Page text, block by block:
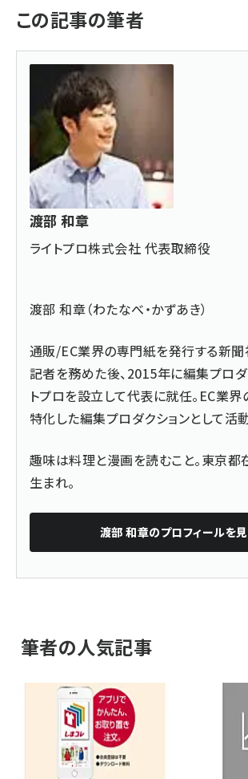
この記事の筆者
渡部 和章
ライトプロ株式会社 代表取締役
渡部 和章（わたなべ・かずあき）
通販/EC業界の専門紙を発行する新聞
記者を務めた後、2015年に編集プロダ
トプロを設立して代表に就任。EC業
特化した編集プロダクションとして活
趣味は料理と漫画を読むこと。東京都
生まれ。
渡部 和章のプロフィールを
筆者の人気記事